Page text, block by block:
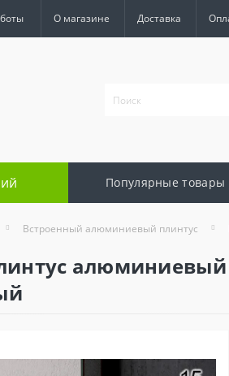
О магазине Доставка
Популярные товары
Встроенный алюминиевый плинтус